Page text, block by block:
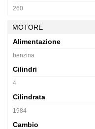
260
MOTORE
Alimentazione
benzina
Cilindri
4
Cilindrata
1984
Cambio